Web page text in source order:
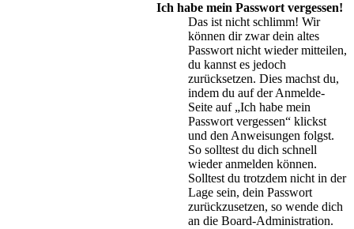
Ich habe mein Passwort vergessen!
Das ist nicht schlimm! Wir
können dir zwar dein altes
Passwort nicht wieder mitteilen,
du kannst es jedoch
zurücksetzen. Dies machst du,
indem du auf der Anmelde-
Seite auf „Ich habe mein
Passwort vergessen“ klickst
und den Anweisungen folgst.
So solltest du dich schnell
wieder anmelden können.
Solltest du trotzdem nicht in der
Lage sein, dein Passwort
zurückzusetzen, so wende dich
an die Board-Administration.